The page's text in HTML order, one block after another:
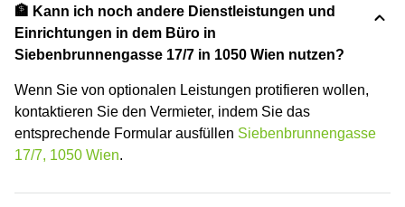
🏦 Kann ich noch andere Dienstleistungen und
Einrichtungen in dem Büro in
Siebenbrunnengasse 17/7 in 1050 Wien nutzen?
Wenn Sie von optionalen Leistungen protifieren wollen,
kontaktieren Sie den Vermieter, indem Sie das
entsprechende Formular ausfüllen Siebenbrunnengasse
17/7, 1050 Wien.